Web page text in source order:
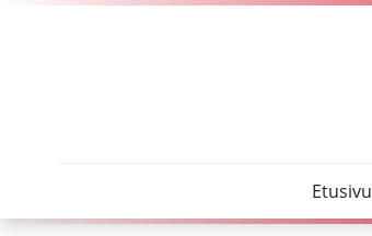
Etusivu